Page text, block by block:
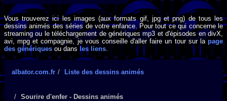
Vous trouverez ici les images (aux formats gif, jpg et png) de tous les
dessins animés des séries de votre enfance. Pour tout ce qui concerne le
streaming ou le téléchargement de génériques mp3 et d'épisodes en divX,
avi, mpg et compagnie, je vous conseille d'aller faire un tour sur lapage
des génériques ou dans les liens.
albator.com.fr Liste des dessins animés
Sourire d'enfer - Dessins animés